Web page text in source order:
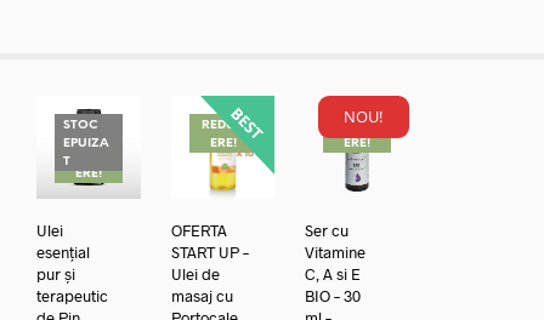
STOC
EPUIZA
TREDUC
ERE!
Ulei
esențial
pur și
terapeutic
REDUC
ERE!
OFERTA
START UP –
Ulei de
masaj cu
NOU!
REDUC
ERE!
Ser cu
Vitamine
C, A si E
BIO – 30